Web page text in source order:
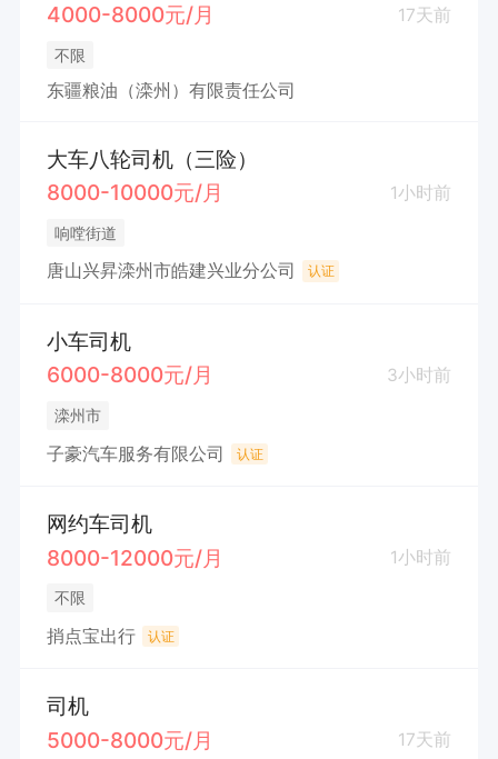
4000-8000元/月
17天前
不限
东疆粮油（滦州）有限责任公司
大车八轮司机（三险）
8000-10000元/月
1小时前
响嘡街道
唐山兴昇滦州市皓建兴业分公司 认证
小车司机
6000-8000元/月
3小时前
滦州市
子豪汽车服务有限公司 认证
网约车司机
8000-12000元/月
1小时前
不限
捎点宝出行 认证
司机
5000-8000元/月
17天前